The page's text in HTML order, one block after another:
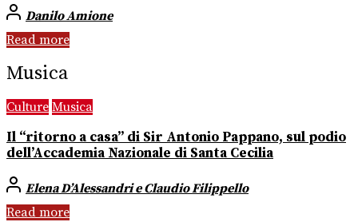
Danilo Amione
Read more
Musica
Culture Musica
Il “ritorno a casa” di Sir Antonio Pappano, sul podio
dell’Accademia Nazionale di Santa Cecilia
Elena D’Alessandri e Claudio Filippello
Read more